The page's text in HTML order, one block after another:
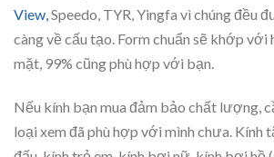
View,Speedo, TYR, Yingfa vì chúng đều
càng về cấu tạo. Form chuẩn sẽ khớp với
mặt, 99% cũng phù hợp với bạn.
Nếu kính bạn mua đảm bảo chất lượng,
loại xem đã phù hợp với mình chưa. Kính